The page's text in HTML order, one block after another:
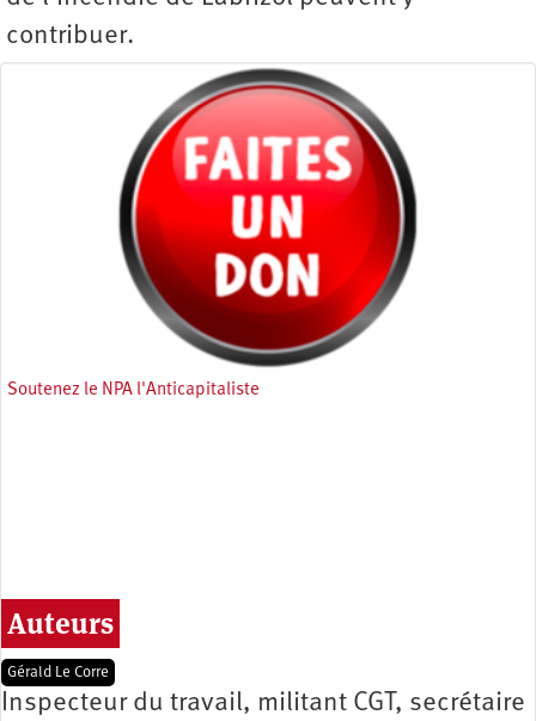
contribuer.
Soutenez le NPA l'Anticapitaliste
Auteurs
Gérald Le Corre
Inspecteur du travail, militant CGT, secrétaire